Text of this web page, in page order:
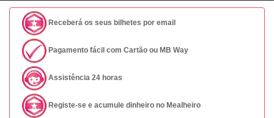
Receberá os seus bilhetes por email
Pagamento fácil com Cartão ou MB Way
Assistência 24 horas
Registe-se e acumule dinheiro no Mealheiro